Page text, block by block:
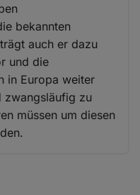
bekannten
auch er dazu
und die
in Europa weiter
zwangsläufig zu
müssen um diesen